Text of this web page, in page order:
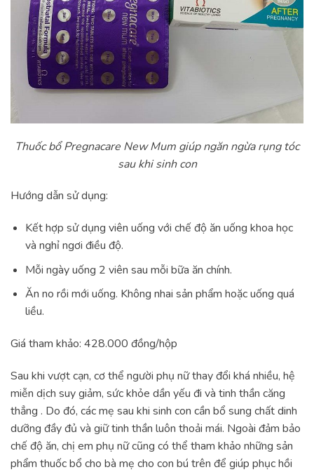
Thuốc bổ Pregnacare New Mum giúp ngăn ngừa rụng tóc
sau khi sinh con
Hướng dẫn sử dụng:
Kết hợp sử dụng viên uống với chế độ ăn uống khoa học
và nghỉ ngơi điều độ.
Mỗi ngày uống 2 viên sau mỗi bữa ăn chính.
Ăn no rồi mới uống. Không nhai sản phẩm hoặc uống quá
liều.
Giá tham khảo: 428.000 đồng/hộp
Sau khi vượt cạn, cơ thể người phụ nữ thay đổi khá nhiều, hệ
miễn dịch suy giảm, sức khỏe dần yếu đi và tinh thần căng
thẳng . Do đó, các mẹ sau khi sinh con cần bổ sung chất dinh
dưỡng đầy đủ và giữ tinh thần luôn thoải mái. Ngoài đảm bảo
chế độ ăn, chị em phụ nữ cũng có thể tham khảo những sản
phẩm thuốc bổ cho bà mẹ cho con bú trên để giúp phục hồi